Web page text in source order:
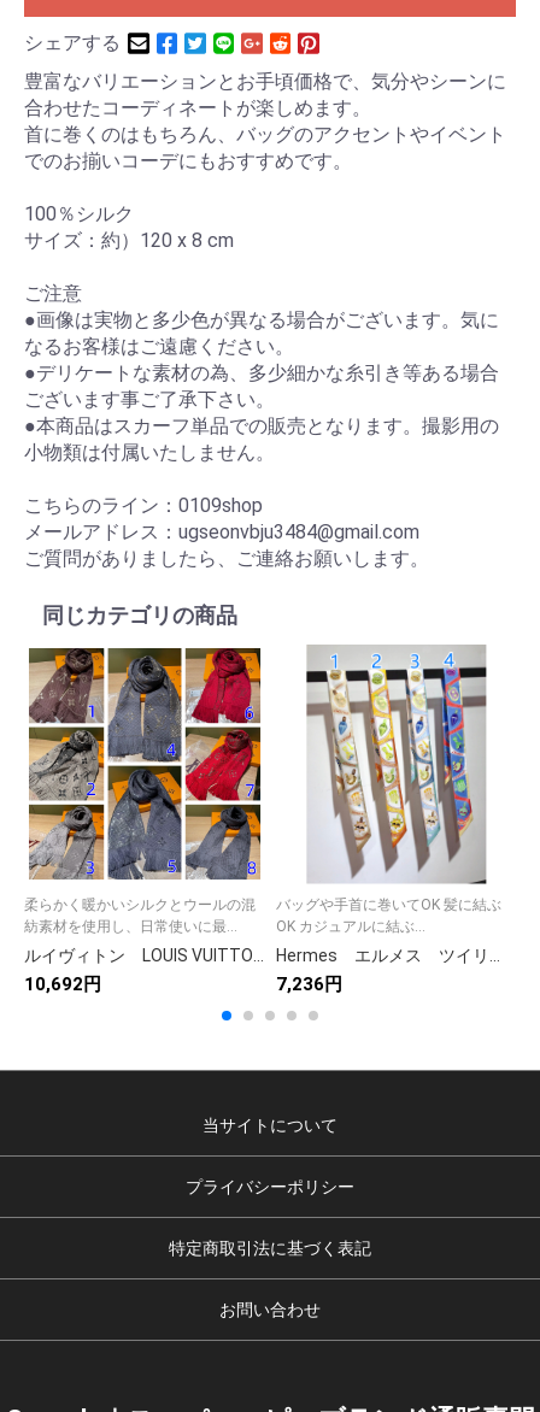
シェアする
豊富なバリエーションとお手頃価格で、気分やシーンに
合わせたコーディネートが楽しめます。
首に巻くのはもちろん、バッグのアクセントやイベント
でのお揃いコーデにもおすすめです。
100％シルク
サイズ：約）120 x 8 cm
ご注意
●画像は実物と多少色が異なる場合がございます。気に
なるお客様はご遠慮ください。
●デリケートな素材の為、多少細かな糸引き等ある場合
ございます事ご了承下さい。
●本商品はスカーフ単品での販売となります。撮影用の
小物類は付属いたしません。
こちらのライン：0109shop
メールアドレス：ugseonvbju3484@gmail.com
ご質問がありましたら、ご連絡お願いします。
同じカテゴリの商品
柔らかく暖かいシルクとウールの混
紡素材を使用し、日常使いに最...
10,692円
バッグや手首に巻いてOK 髪に結ぶ
OK カジュアルに結ぶ...
7,236円
当サイトについて
プライバシーポリシー
特定商取引法に基づく表記
お問い合わせ